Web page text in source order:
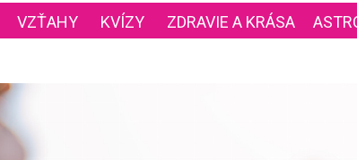
VZŤAHY KVÍZY ZDRAVIE A KRÁSA